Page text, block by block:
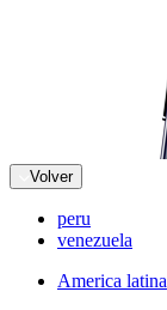
Volver
peru
venezuela
America latina